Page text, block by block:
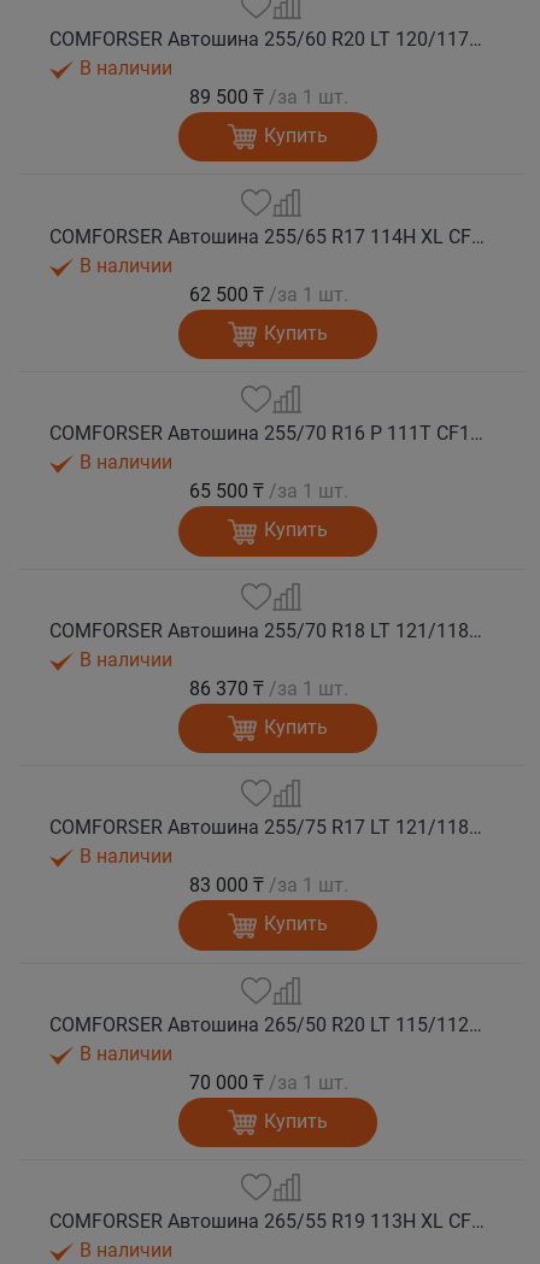
COMFORSER Автошина 255/60 R20 LT 120/117S CF1100 10PR RWL лето
В наличии
89 500 ₸ /за 1 шт.
Купить
COMFORSER Автошина 255/65 R17 114H XL CF1100 RWL лето
В наличии
62 500 ₸ /за 1 шт.
Купить
COMFORSER Автошина 255/70 R16 P 111T CF1100 RWL лето
В наличии
65 500 ₸ /за 1 шт.
Купить
COMFORSER Автошина 255/70 R18 LT 121/118Q CF1100 RWL 10PR лето
В наличии
86 370 ₸ /за 1 шт.
Купить
COMFORSER Автошина 255/75 R17 LT 121/118S CF1100 10PR OWL лето
В наличии
83 000 ₸ /за 1 шт.
Купить
COMFORSER Автошина 265/50 R20 LT 115/112S CF1100 RWL лето
В наличии
70 000 ₸ /за 1 шт.
Купить
COMFORSER Автошина 265/55 R19 113H XL CF1100 RWL лето
В наличии